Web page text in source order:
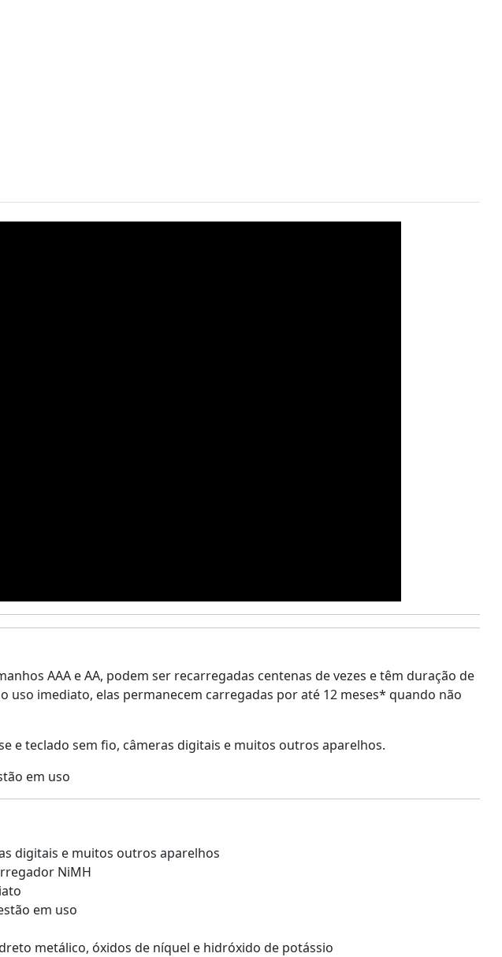
AAA e AA, podem ser recarregadas centenas de vezes e têm duração de
uso imediato, elas permanecem carregadas por até 12 meses* quando não
e teclado sem fio, câmeras digitais e muitos outros aparelhos.
em uso
digitais e muitos outros aparelhos
NiMH
em uso
metálico, óxidos de níquel e hidróxido de potássio